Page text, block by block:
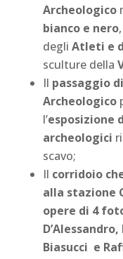
Archeologico
bianco e nero
degli Atleti e
sculture della
Il passaggio
Archeologico
l’esposizione
archeologici
scavo;
Il corridoio
alla stazione
opere di 4
Biasucci e